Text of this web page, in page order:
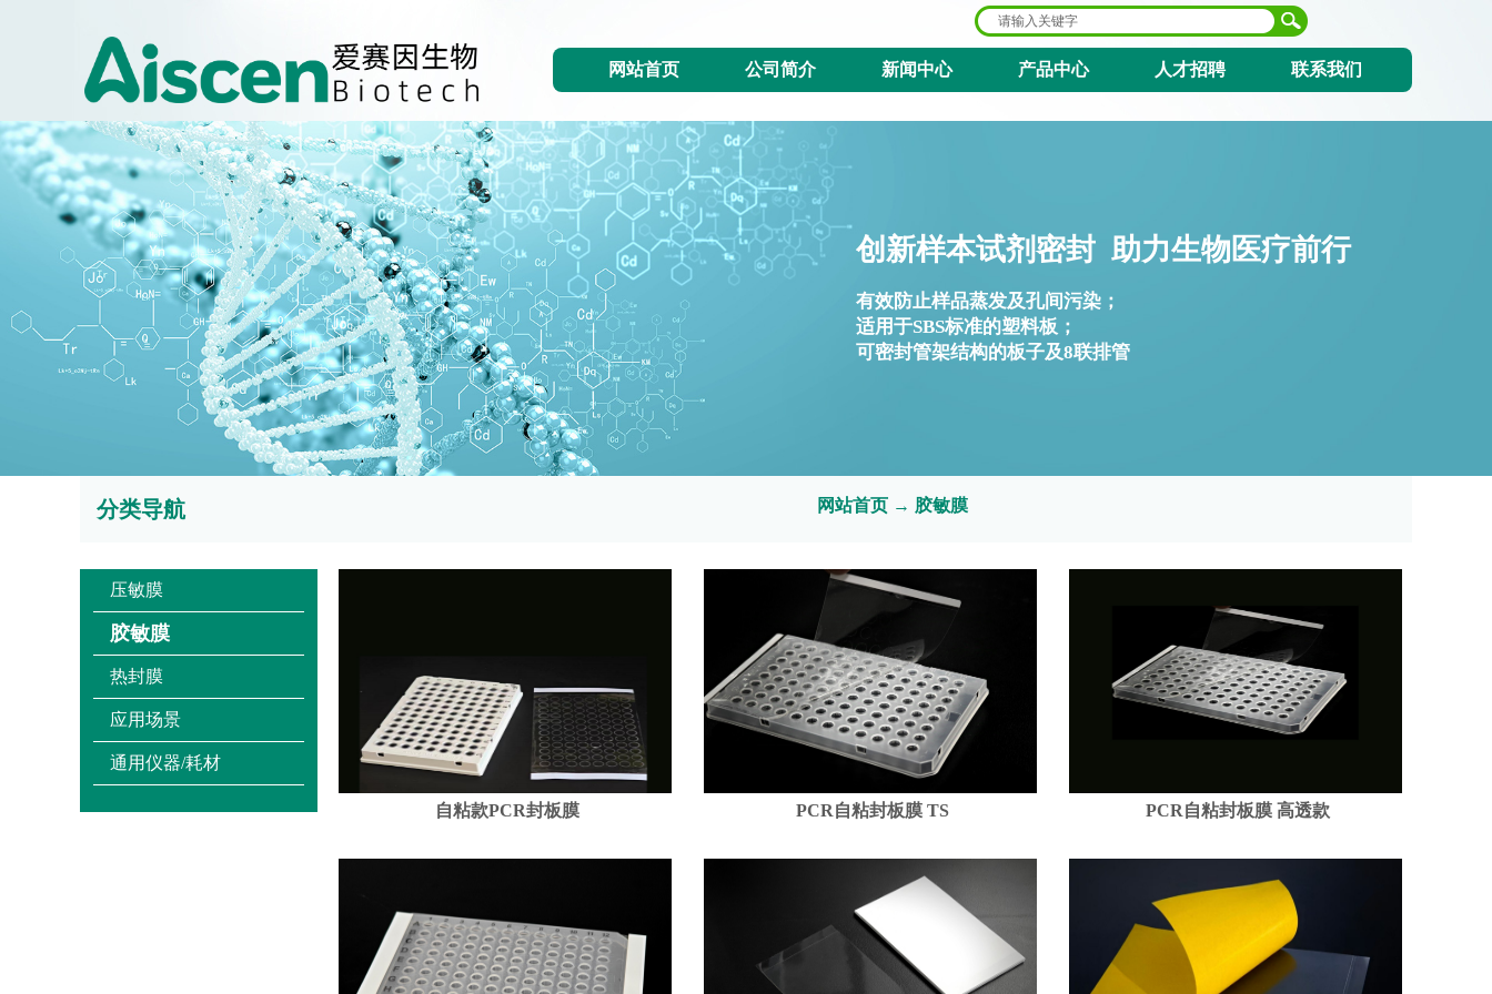
网站首页 公司简介 新闻中心 产品中心 人才招聘 联系我们
创新样本试剂密封 助力生物医疗前行
有效防止样品蒸发及孔间污染；
适用于SBS标准的塑料板；
可密封管架结构的板子及8联排管
分类导航 网站首页 → 胶敏膜
自粘款PCR封板膜 PCR自粘封板膜 TS PCR自粘封板膜 高透款
压敏膜
胶敏膜
热封膜
应用场景
通用仪器/耗材